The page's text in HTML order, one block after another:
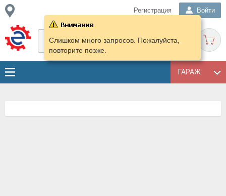
Регистрация Войти
ГАРАЖ
Слишком много запросов. Пожалуйста,
повторите позже.